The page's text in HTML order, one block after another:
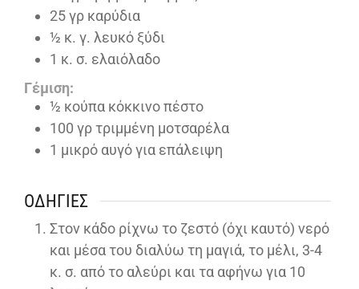
25γρ καρύδια
½ κ. γ. λευκό ξύδι
1 κ. σ. ελαιόλαδο
Γέμιση:
½ κούπα κόκκινο πέστο
100 γρ τριμμένη μοτσαρέλα
1 μικρό αυγό για επάλειψη
ΟΔΗΓΊΕΣ
Στον κάδο ρίχνω το ζεστό (όχι καυτό) νερό
και μέσα του διαλύω τη μαγιά, το μέλι, 3-4
κ. σ. από το αλεύρι και τα αφήνω για 10